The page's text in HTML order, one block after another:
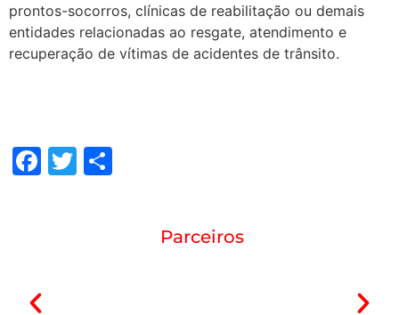
prontos-socorros, clínicas de reabilitação ou demais
entidades relacionadas ao resgate, atendimento e
recuperação de vítimas de acidentes de trânsito.
Facebook
Twitter
Parceiros